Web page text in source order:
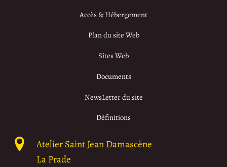
Accès & Hébergement
Plan du site Web
Sites Web
Documents
NewsLetter du site
Définitions
Atelier Saint Jean Damascène
La Prade